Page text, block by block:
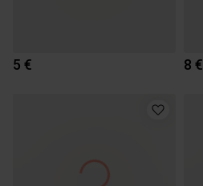
5 € 8 €